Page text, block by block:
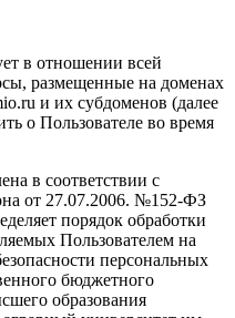
в отношении всей
размещенные на доменах
и их субдоменов (далее
о Пользователе во время
в соответствии с
от 27.07.2006. №152-ФЗ
порядок обработки
Пользователем на
персональных
бюджетного
образования